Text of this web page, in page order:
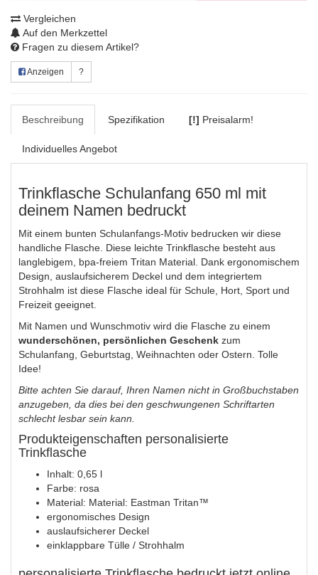
Vergleichen
Auf den Merkzettel
Fragen zu diesem Artikel?
Anzeigen ?
Beschreibung Spezifikation [!] Preisalarm!
Individuelles Angebot
Trinkflasche Schulanfang 650 ml mit
deinem Namen bedruckt
Mit einem bunten Schulanfangs-Motiv bedrucken wir diese
handliche Flasche. Diese leichte Trinkflasche besteht aus
langlebigem, bpa-freiem Tritan Material. Dank ergonomischem
Design, auslaufsicherem Deckel und dem integriertem
Strohhalm ist diese Flasche ideal für Schule, Hort, Sport und
Freizeit geeignet.
Mit Namen und Wunschmotiv wird die Flasche zu einem
wunderschönen, persönlichen Geschenk zum
Schulanfang, Geburtstag, Weihnachten oder Ostern. Tolle
Idee!
Bitte achten Sie darauf, Ihren Namen nicht in Großbuchstaben
anzugeben, da dies bei den geschwungenen Schriftarten
schlecht lesbar sein kann.
Produkteigenschaften personalisierte
Trinkflasche
Inhalt: 0,65 l
Farbe: rosa
Material: Material: Eastman Tritan™
ergonomisches Design
auslaufsicherer Deckel
einklappbare Tülle / Strohhalm